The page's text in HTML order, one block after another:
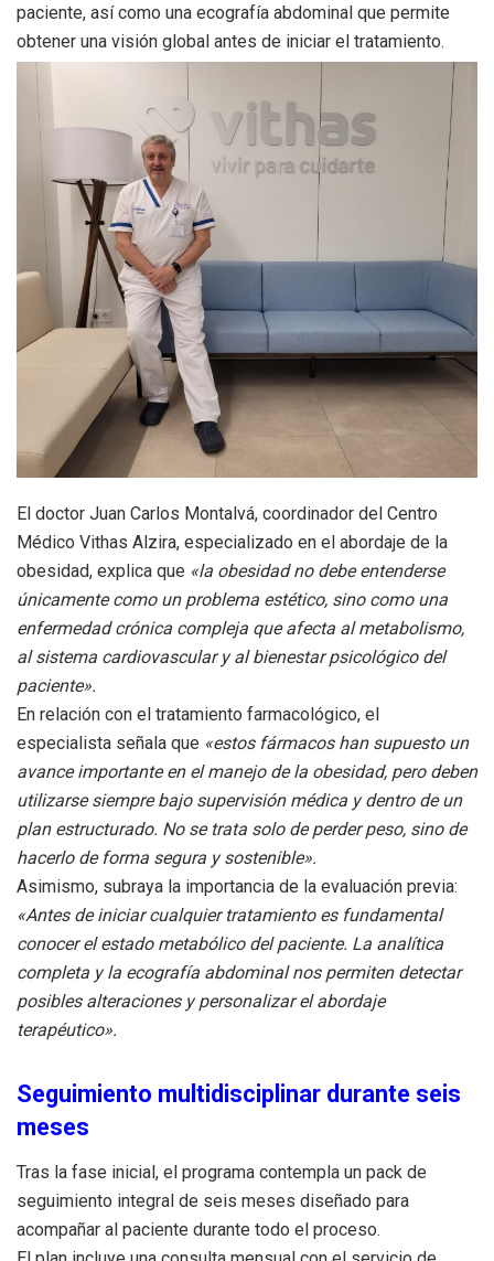
paciente, así como una ecografía abdominal que permite
obtener una visión global antes de iniciar el tratamiento.
El doctor Juan Carlos Montalvá, coordinador del Centro
Médico Vithas Alzira, especializado en el abordaje de la
obesidad, explica que «la obesidad no debe entenderse
únicamente como un problema estético, sino como una
enfermedad crónica compleja que afecta al metabolismo,
al sistema cardiovascular y al bienestar psicológico del
paciente».
En relación con el tratamiento farmacológico, el
especialista señala que «estos fármacos han supuesto un
avance importante en el manejo de la obesidad, pero deben
utilizarse siempre bajo supervisión médica y dentro de un
plan estructurado. No se trata solo de perder peso, sino de
hacerlo de forma segura y sostenible».
Asimismo, subraya la importancia de la evaluación previa:
«Antes de iniciar cualquier tratamiento es fundamental
conocer el estado metabólico del paciente. La analítica
completa y la ecografía abdominal nos permiten detectar
posibles alteraciones y personalizar el abordaje
terapéutico».
Seguimiento multidisciplinar durante seis
meses
Tras la fase inicial, el programa contempla un pack de
seguimiento integral de seis meses diseñado para
acompañar al paciente durante todo el proceso.